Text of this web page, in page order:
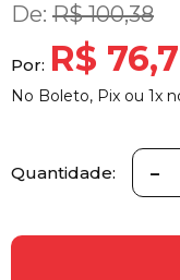
De: R$ 100,38
Por: R$
No Boleto, Pix ou 1x
Quantidade: -